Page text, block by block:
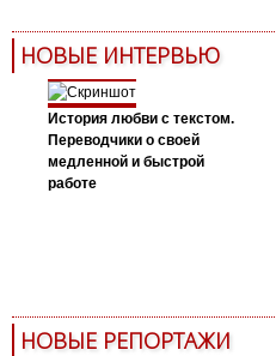
НОВЫЕ ИНТЕРВЬЮ
История любви с текстом.
Переводчики о своей
медленной и быстрой
работе
НОВЫЕ РЕПОРТАЖИ